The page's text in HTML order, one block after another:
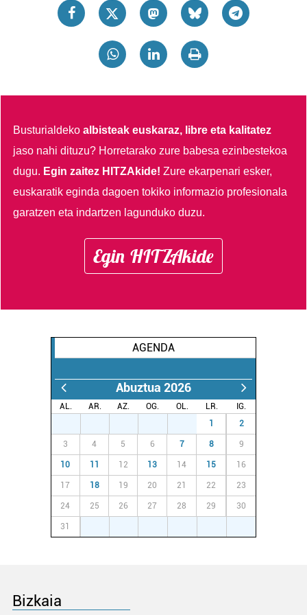
Busturialdekoalbisteak euskaraz, libre eta kalitatez
jaso nahi dituzu? Horretarako zure babesa ezinbestekoa
dugu. Egin zaitez HITZAkide!Zure ekarpenari esker,
euskaratik eginda dagoen tokiko informazio profesionala
garatzen eta indartzen lagunduko duzu.
Egin HITZAkide
AGENDA
Abuztua 2026
AL. AR. AZ. OG. OL. LR.
IG.
1 2
3 4 5 6 7 8 9
10 11 12 13 14 15 16
17 18 19 20 21 22 23
24 25 26 27 28 29 30
31
Bizkaia